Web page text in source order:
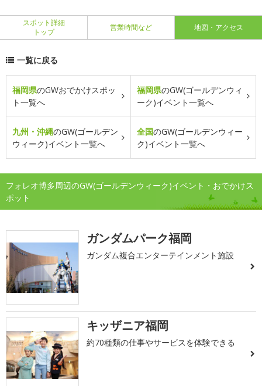
スポット詳細
トップ
営業時間など 地図・アクセス
一覧に戻る
福岡県のGWおでかけスポッ
ト一覧へ
福岡県のGW(ゴールデンウィ
ーク)イベント一覧へ
九州・沖縄のGW(ゴールデン
ウィーク)イベント一覧へ
全国のGW(ゴールデンウィー
ク)イベント一覧へ
フォレオ博多周辺のGW(ゴールデンウィーク)イベント・おでかけス
ポット
ガンダムパーク福岡
ガンダム複合エンターテインメント施設
キッザニア福岡
約70種類の仕事やサービスを体験できる